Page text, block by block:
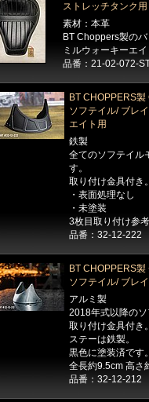
ストレッチタンク用
素材：本革
BT Choppers製の
ミルウォーキーエ
品番：21-02-072-
BT CHOPPERS
ソフテイル/ ブレ
エイト用
鉄製
全てのソフテイル
す。
取り付け金具付き
・表面処理なし
・未塗装
3枚目取り付け参
品番：32-12-222
BT CHOPPERS
ソフテイル/ ブレ
アルミ製
2018年式以降の
取り付け金具付き
ステーは鉄製。
黒色に塗装済です
全長約9.5cm 高さ
品番：32-12-212